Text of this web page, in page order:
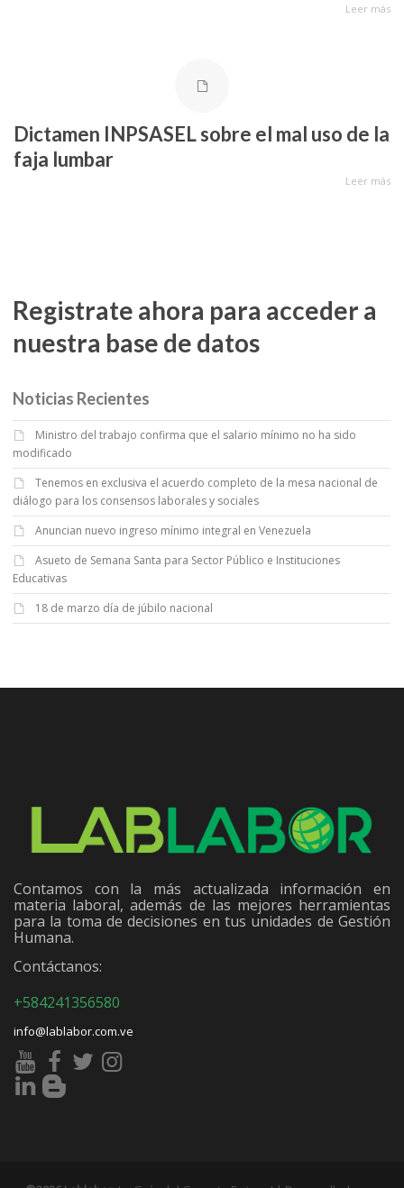
Leer más
Dictamen INPSASEL sobre el mal uso de la
faja lumbar
Leer más
Registrate ahora para acceder a
nuestra base de datos
Noticias Recientes
Ministro del trabajo confirma que el salario mínimo no ha sido
modificado
Tenemos en exclusiva el acuerdo completo de la mesa nacional de
diálogo para los consensos laborales y sociales
Anuncian nuevo ingreso mínimo integral en Venezuela
Asueto de Semana Santa para Sector Público e Instituciones
Educativas
18 de marzo día de júbilo nacional
Contamos con la más actualizada información en
materia laboral, además de las mejores herramientas
para la toma de decisiones en tus unidades de Gestión
Humana.
Contáctanos:
+584241356580
info@lablabor.com.ve